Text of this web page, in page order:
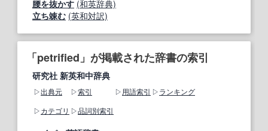
腰を抜かす (和英辞典)
立ち竦む (英和対訳)
「petrified」が掲載された辞書の索引
研究社 新英和中辞典
出典元 索引 用語索引
ランキング
カテゴリ
品詞別索引